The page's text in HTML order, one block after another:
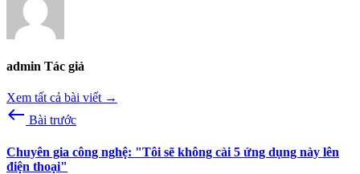
admin Tác giả
Xem tất cả bài viết →
west Bài trước
Chuyên gia công nghệ: "Tôi sẽ không cài 5 ứng dụng này lên
điện thoại"